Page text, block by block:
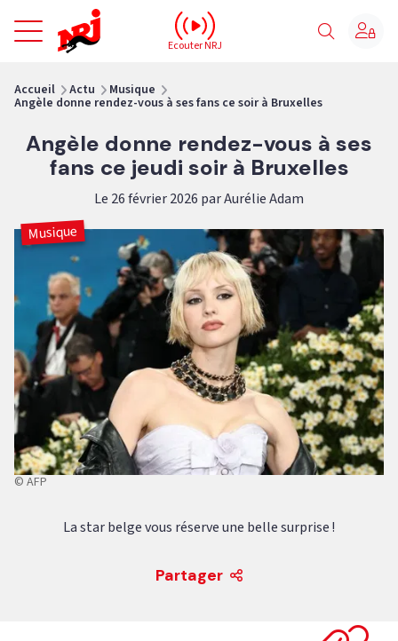
NRJ - Accueil
Ecouter NRJ
Accueil Actu Musique
Angèle donne rendez-vous à ses fans ce soir à Bruxelles
Angèle donne rendez-vous à ses
fans ce jeudi soir à Bruxelles
Le 26 février 2026 par Aurélie Adam
Musique
© AFP
La star belge vous réserve une belle surprise !
Partager